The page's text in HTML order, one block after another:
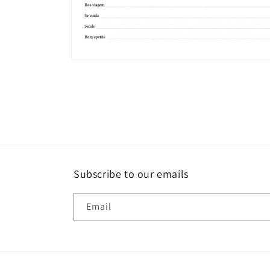
Subscribe to our emails
Email